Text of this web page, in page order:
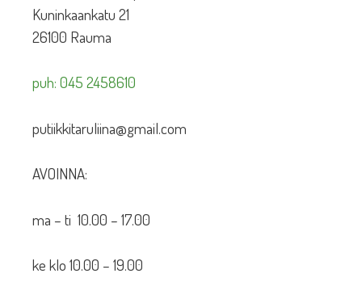
Kuninkaankatu 21
26100 Rauma
puh: 045 2458610
putiikkitaruliina@gmail.com
AVOINNA:
ma – ti 10.00 – 17.00
ke klo 10.00 – 19.00